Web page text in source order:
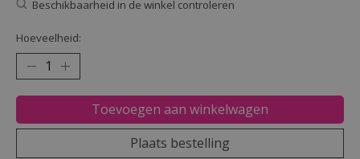
Beschikbaarheid in de winkel controleren
Hoeveelheid:
Toevoegen aan winkelwagen
Plaats bestelling